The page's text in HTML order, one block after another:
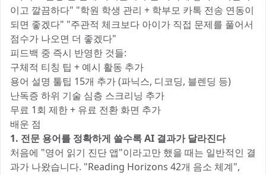
이고 깔끔하다" "학원 학생 관리 + 학부모 카톡 전송 연동이
되면 좋겠다" "주관적 체크보다 아이가 직접 문제를 풀어서
점수가 나오면 더 좋겠다"
피드백 중 즉시 반영한 것들:
구체적 티칭 팁 + 예시 활동 추가
용어 설명 툴팁 15개 추가 (파닉스, 디코딩, 블렌딩 등)
난독증 하위 기술 심층 스크리닝 추가
무료 1회 제한 + 유료 전환 화면 추가
배운 점
1. 전문 용어를 정확하게 쓸수록 AI 결과가 달라진다
처음에 "영어 읽기 진단 앱"이라고만 했을 때는 일반적인 결
과가 나왔습니다. "Reading Horizons 42개 음소 체계",